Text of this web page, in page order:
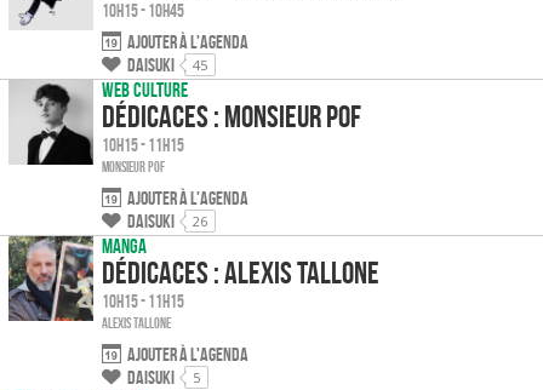
10h15 - 10h45
Ajouter à l'agenda
Daisuki
45
Web culture
Dédicaces : Monsieur Pof
10h15 - 11h15
Monsieur Pof
Ajouter à l'agenda
Daisuki
26
Manga
Dédicaces : Alexis Tallone
10h15 - 11h15
Alexis Tallone
Ajouter à l'agenda
Daisuki
5